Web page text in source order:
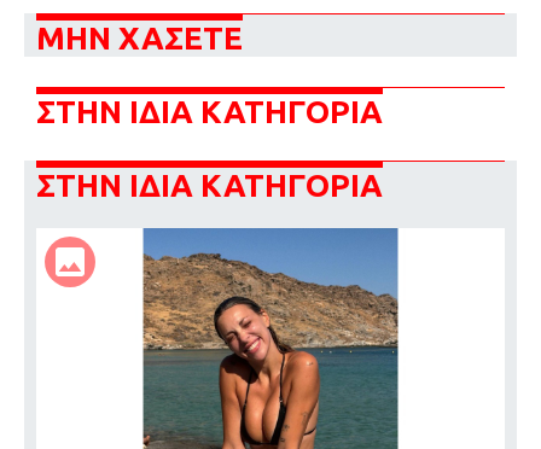
ΜΗΝ ΧΑΣΕΤΕ
ΣΤΗΝ ΙΔΙΑ ΚΑΤΗΓΟΡΙΑ
ΣΤΗΝ ΙΔΙΑ ΚΑΤΗΓΟΡΙΑ